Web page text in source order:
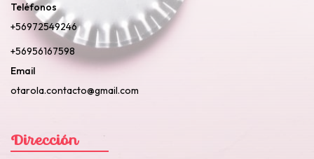
Teléfonos
+56972549246
+56956167598
Email
otarola.contacto@gmail.com
Dirección